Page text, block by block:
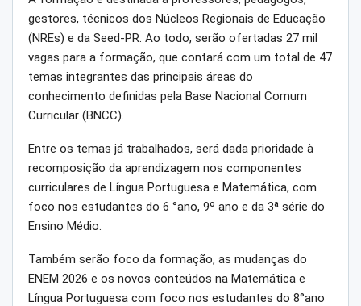
gestores, técnicos dos Núcleos Regionais de Educação
(NREs) e da Seed-PR. Ao todo, serão ofertadas 27 mil
vagas para a formação, que contará com um total de 47
temas integrantes das principais áreas do
conhecimento definidas pela Base Nacional Comum
Curricular (BNCC).
Entre os temas já trabalhados, será dada prioridade à
recomposição da aprendizagem nos componentes
curriculares de Língua Portuguesa e Matemática, com
foco nos estudantes do 6 °ano, 9º ano e da 3ª série do
Ensino Médio.
Também serão foco da formação, as mudanças do
ENEM 2026 e os novos conteúdos na Matemática e
Língua Portuguesa com foco nos estudantes do 8°ano